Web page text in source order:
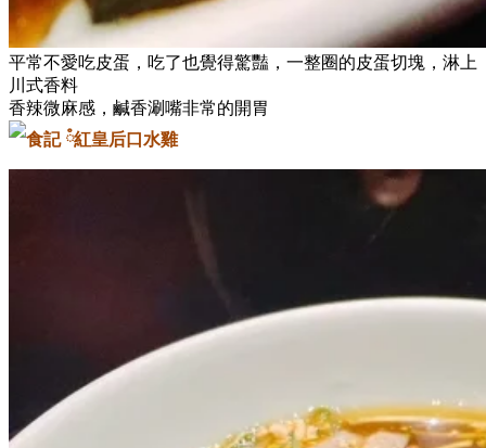
平常不愛吃皮蛋，吃了也覺得驚豔，一整圈的皮蛋切塊，淋上
川式香料
香辣微麻感，鹹香涮嘴非常的開胃
口水雞